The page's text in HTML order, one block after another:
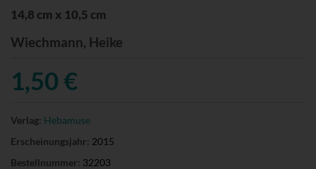
14,8 cm x 10,5 cm
Wiechmann, Heike
1,50 €
Verlag: Hebamuse
Erscheinungsjahr: 2015
Bestellnummer: 32203